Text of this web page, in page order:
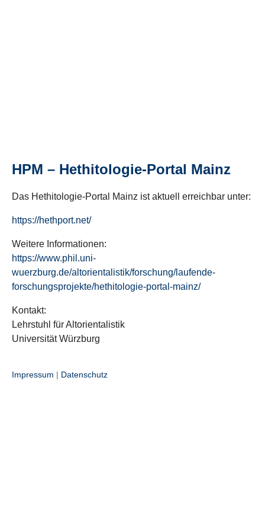
HPM – Hethitologie-Portal Mainz
Das Hethitologie-Portal Mainz ist aktuell erreichbar unter:
https://hethport.net/
Weitere Informationen:
https://www.phil.uni-
wuerzburg.de/altorientalistik/forschung/laufende-
forschungsprojekte/hethitologie-portal-mainz/
Kontakt:
Lehrstuhl für Altorientalistik
Universität Würzburg
Impressum | Datenschutz